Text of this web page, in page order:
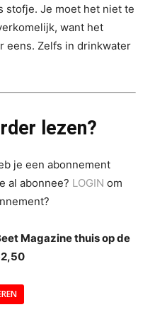
stofje. Je moet het niet te
want het
eens. Zelfs in drinkwater
lezen?
je een abonnement
al abonnee? LOGIN om
Magazine thuis op de